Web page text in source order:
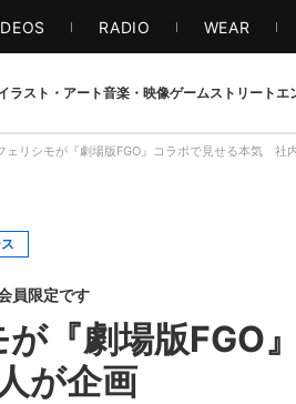
RADIO WEAR
ラスト・アート音楽・映像ゲームストリート エ
ェリシモが『劇場版FGO』コラボで見せる本気 社
員限定です
が『劇場版
が企画